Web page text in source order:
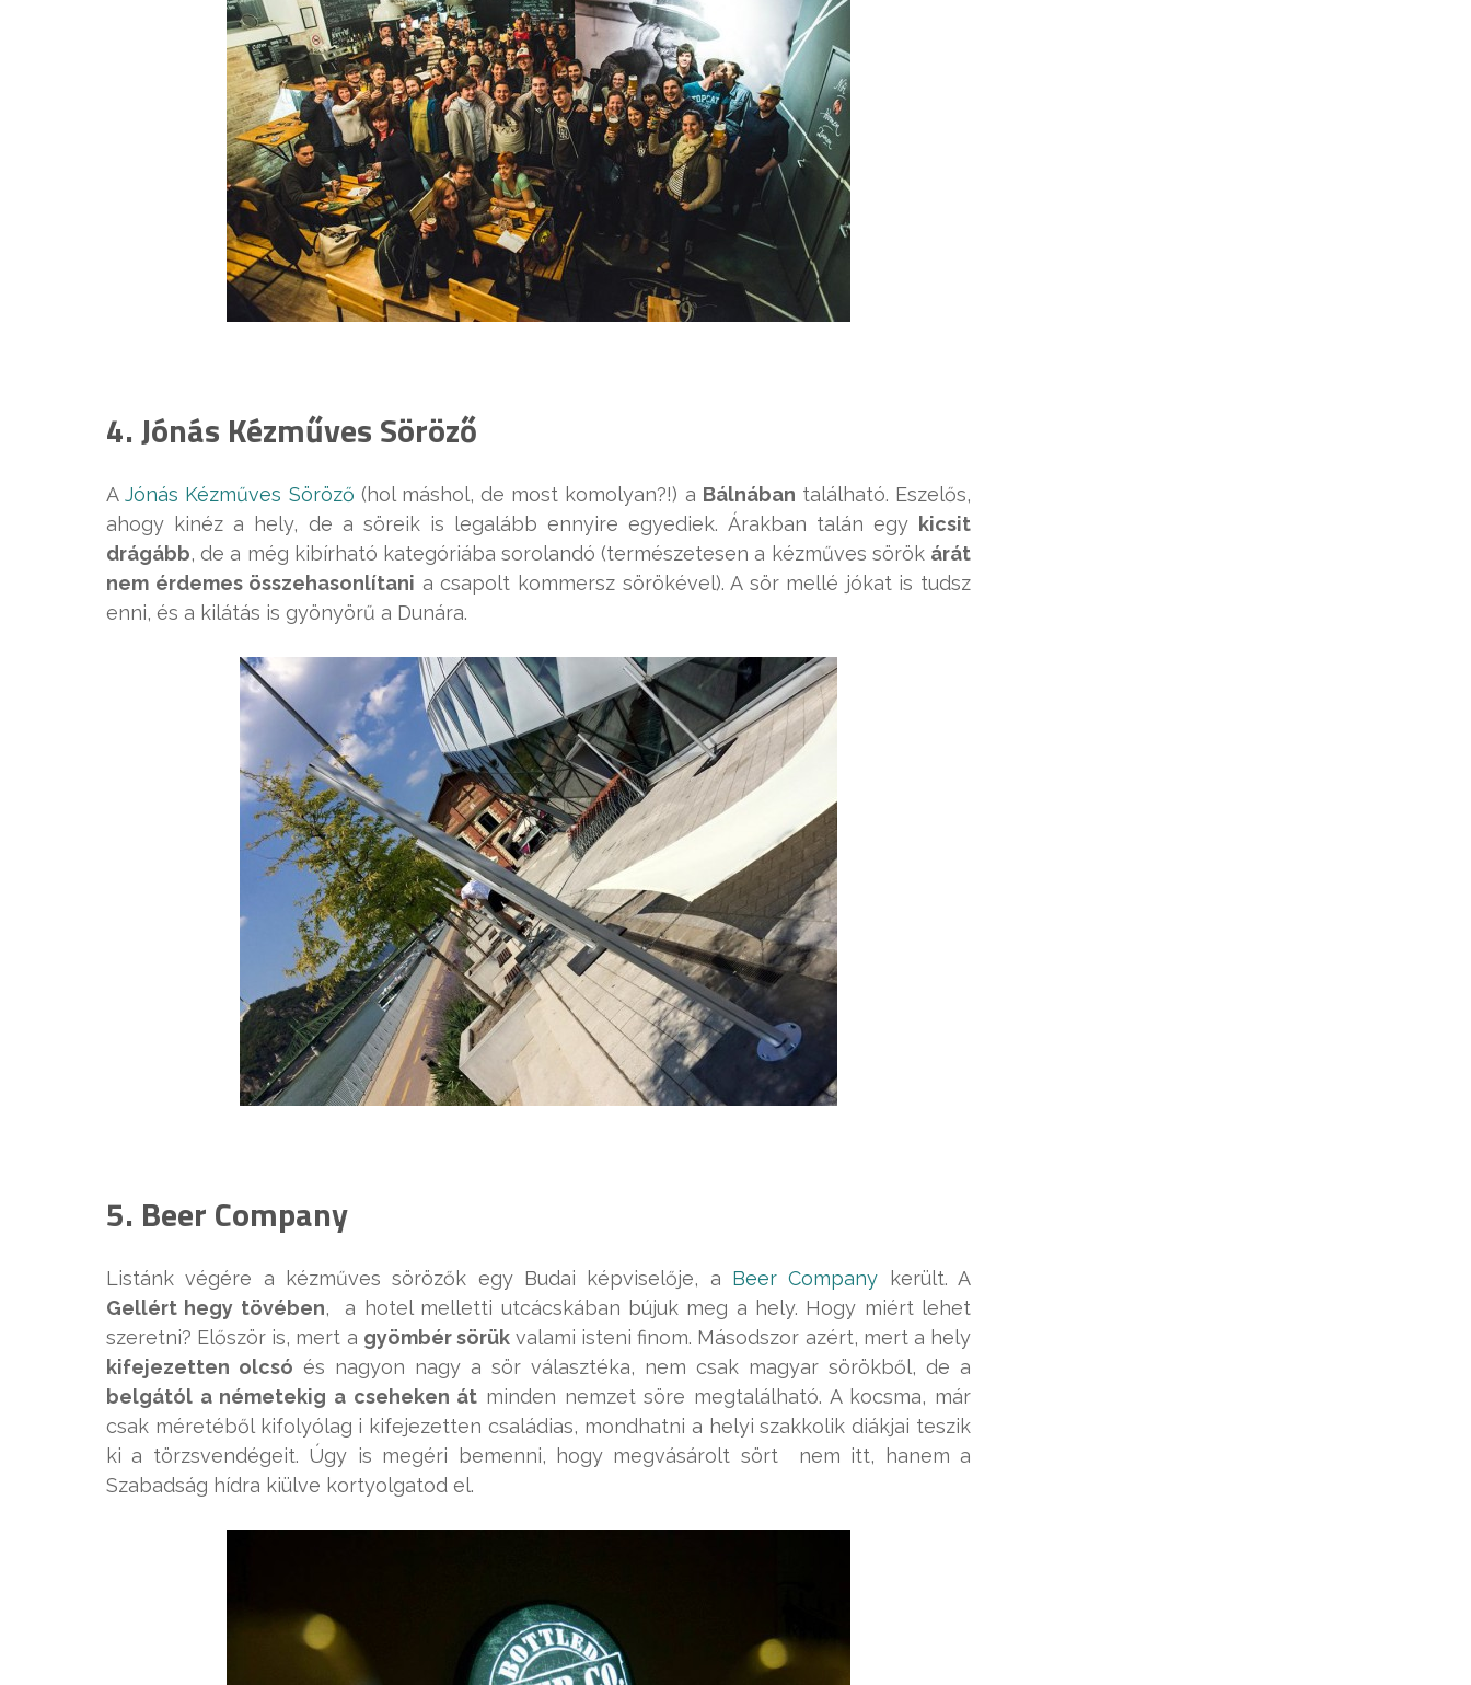
4. Jónás Kézműves Söröző
AJónás Kézműves Söröző (hol máshol, de most komolyan?!) a Bálnában található. Eszelős,
ahogy kinéz a hely, de a söreik is legalább ennyire egyediek. Árakban talán egy kicsit
drágább, de a még kibírható kategóriába sorolandó (természetesen a kézműves sörök árát
nem érdemes összehasonlítani a csapolt kommersz sörökével). A sör mellé jókat is tudsz
enni, és a kilátás is gyönyörű a Dunára.
5. Beer Company
Listánk végére a kézműves sörözők egy Budai képviselője, a Beer Company került. A
Gellért hegy tövében, a hotel melletti utcácskában bújuk meg a hely. Hogy miért lehet
szeretni? Először is, mert a gyömbér sörükvalami isteni finom. Másodszor azért, mert a hely
kifejezetten olcsó és nagyon nagy a sör választéka, nem csak magyar sörökből, de a
belgától a németekig a cseheken át minden nemzet söre megtalálható. A kocsma, már
csak méretéből kifolyólag i kifejezetten családias, mondhatni a helyi szakkolik diákjai teszik
ki a törzsvendégeit. Úgy is megéri bemenni, hogy megvásárolt sört nem itt, hanem a
Szabadság hídra kiülve kortyolgatod el.